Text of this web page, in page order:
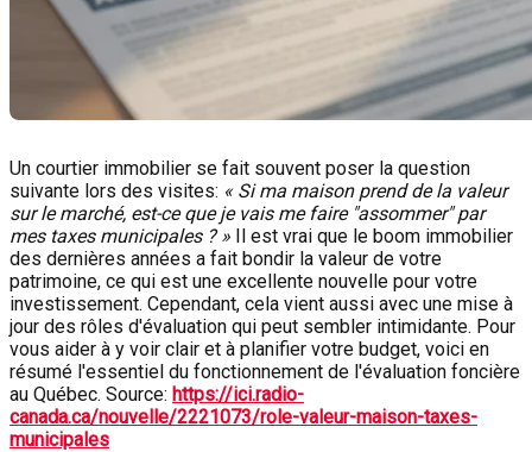
Un courtier immobilier se fait souvent poser la question
suivante lors des visites: « Si ma maison prend de la valeur
sur le marché, est-ce que je vais me faire "assommer" par
mes taxes municipales ? » Il est vrai que le boom immobilier
des dernières années a fait bondir la valeur de votre
patrimoine, ce qui est une excellente nouvelle pour votre
investissement. Cependant, cela vient aussi avec une mise à
jour des rôles d'évaluation qui peut sembler intimidante. Pour
vous aider à y voir clair et à planifier votre budget, voici en
résumé l'essentiel du fonctionnement de l'évaluation foncière
au Québec. Source: https://ici.radio-
canada.ca/nouvelle/2221073/role-valeur-maison-taxes-
municipales